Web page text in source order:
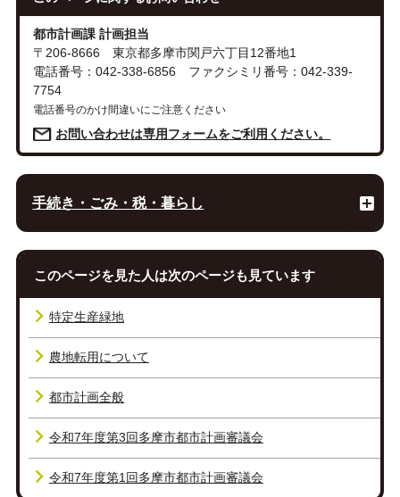
都市計画課 計画担当
〒206-8666 東京都多摩市関戸六丁目12番地1
電話番号：042-338-6856 ファクシミリ番号：042-339-
7754
電話番号のかけ間違いにご注意ください
お問い合わせは専用フォームをご利用ください。
手続き・ごみ・税・暮らし
このページを見た人は次のページも見ています
特定生産緑地
農地転用について
都市計画全般
令和7年度第3回多摩市都市計画審議会
令和7年度第1回多摩市都市計画審議会